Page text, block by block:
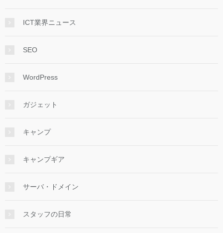
ICT業界ニュース
SEO
WordPress
ガジェット
キャンプ
キャンプギア
サーバ・ドメイン
スタッフの日常